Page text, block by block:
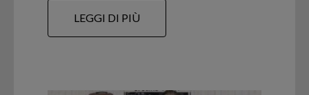
LEGGI DI PIÙ